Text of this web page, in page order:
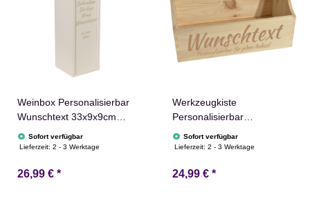
Weinbox Personalisierbar
Wunschtext 33x9x9cm
Weiß Weinkiste Geschenk
Sofort verfügbar
Lieferzeit:2 - 3 Werktage
26,99 € *
Werkzeugkiste
Personalisierbar
34x18x21cm Natur
Holzkiste Aufbewahrung
Sofort verfügbar
Lieferzeit:2 - 3 Werktage
24,99 € *